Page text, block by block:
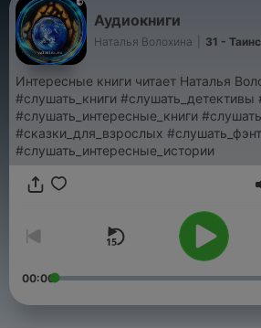
Аудиокниги
Наталья Волохина 31 -
Интересные книги читает Наталья
#слушать_книги #слушать_детективы
#слушать_интересные_книги
#сказки_для_взрослых
#слушать_интересные_истории
00:00